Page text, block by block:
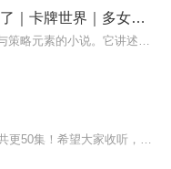
女主被用卡牌创造出来了｜卡牌世界｜多女主｜金手指